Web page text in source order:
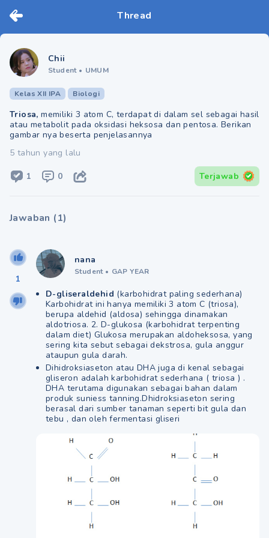
Thread
Chii
Student • UMUM
Kelas XII IPA Biologi
Triosa,memiliki 3 atom C, terdapat di dalam sel sebagai hasil
atau metabolit pada oksidasi heksosa dan pentosa. Berikan
gambar nya beserta penjelasannya
5 tahun yang lalu
1 0 Terjawab
Jawaban (1)
1
nana
Student • GAP YEAR
D-gliseraldehid (karbohidrat paling sederhana)
Karbohidrat ini hanya memiliki 3 atom C (triosa),
berupa aldehid (aldosa) sehingga dinamakan
aldotriosa. 2. D-glukosa (karbohidrat terpenting
dalam diet) Glukosa merupakan aldoheksosa, yang
sering kita sebut sebagai dekstrosa, gula anggur
ataupun gula darah.
Dihidroksiaseton atau DHA juga di kenal sebagai
gliseron adalah karbohidrat sederhana ( triosa ) .
DHA terutama digunakan sebagai bahan dalam
produk suniess tanning.Dhidroksiaseton sering
berasal dari sumber tanaman seperti bit gula dan
tebu , dan oleh fermentasi gliseri